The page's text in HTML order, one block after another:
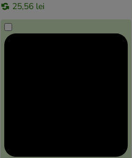
25,56 lei